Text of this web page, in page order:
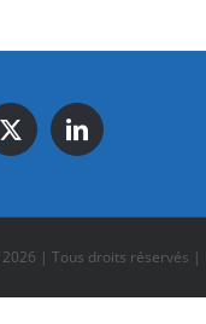
2026 | Tous droits réservés |